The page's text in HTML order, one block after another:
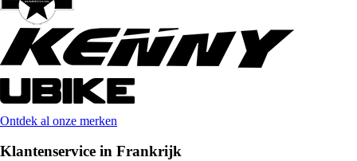
Ontdek al onze merken
Klantenservice in Frankrijk